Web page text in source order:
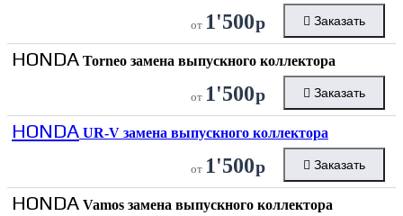
от 1'500р Заказать
HONDA Torneo замена выпускного коллектора
от 1'500р Заказать
HONDA UR-V замена выпускного коллектора
от 1'500р Заказать
HONDA Vamos замена выпускного коллектора